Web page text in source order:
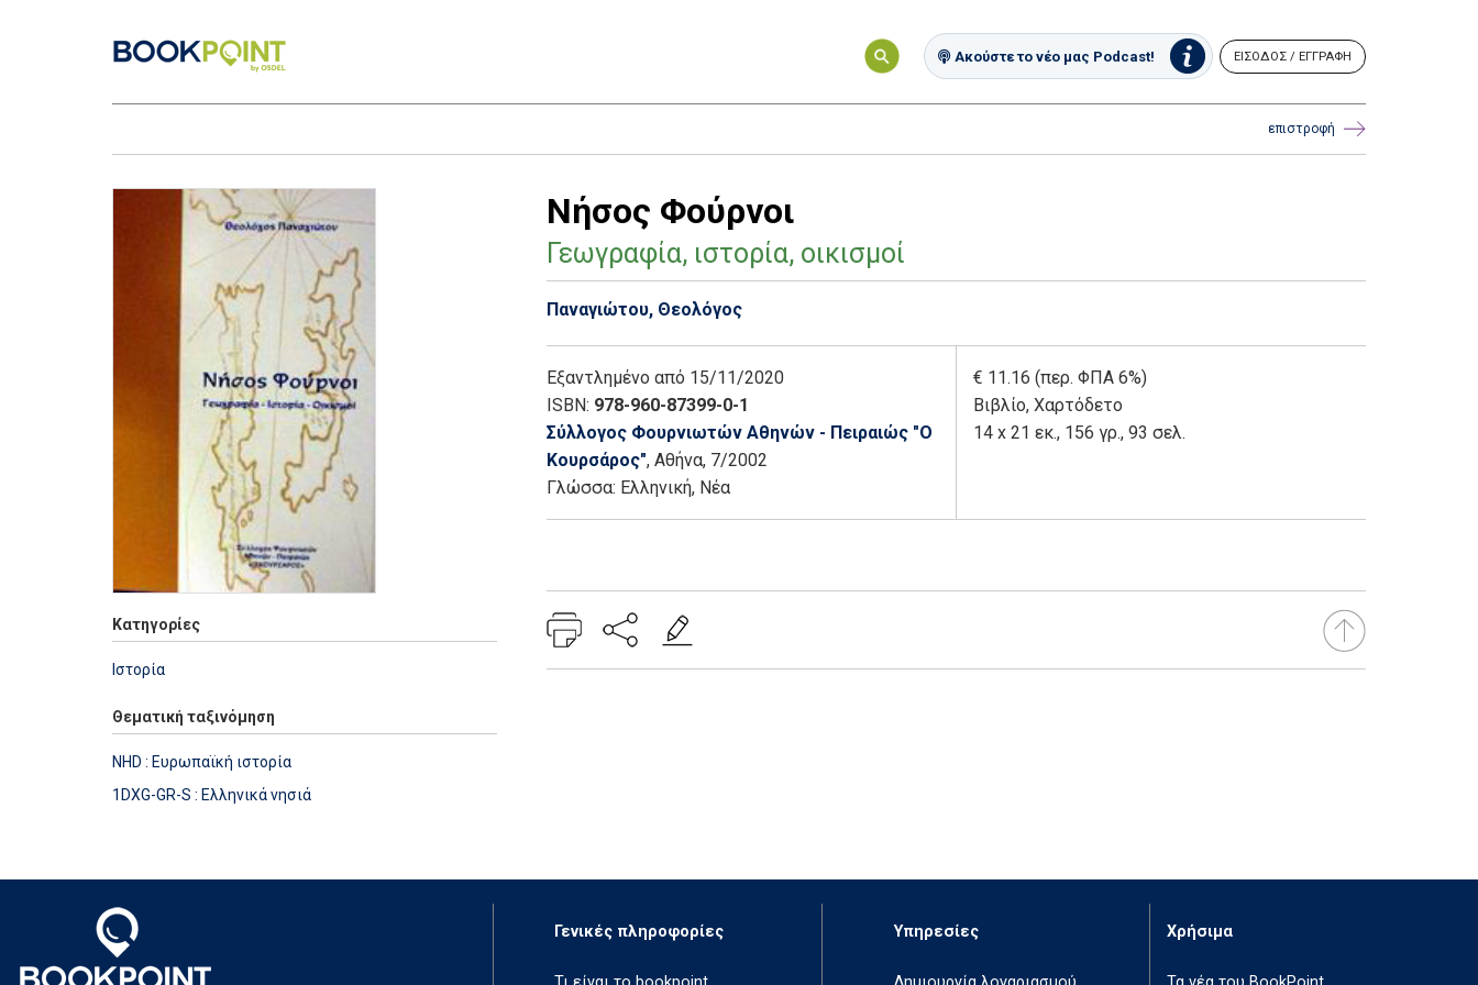
Ακούστε το νέο μας Podcast! ΕΙΣΟΔΟΣ / ΕΓΓΡΑΦΗ
επιστροφή
Κατηγορίες
Ιστορία
Θεματική ταξινόμηση
NHD : Ευρωπαϊκή ιστορία
1DXG-GR-S : Ελληνικά νησιά
Νήσος Φούρνοι
Γεωγραφία, ιστορία, οικισμοί
Παναγιώτου, Θεολόγος
Εξαντλημένο από 15/11/2020
ISBN: 978-960-87399-0-1
Σύλλογος Φουρνιωτών Αθηνών - Πειραιώς "Ο
Κουρσάρος", Αθήνα, 7/2002
Γλώσσα: Ελληνική, Νέα
€ 11.16 (περ. ΦΠΑ 6%)
Βιβλίο, Χαρτόδετο
14 x 21 εκ., 156 γρ., 93 σελ.
Γενικές πληροφορίες Υπηρεσίες Χρήσιμα